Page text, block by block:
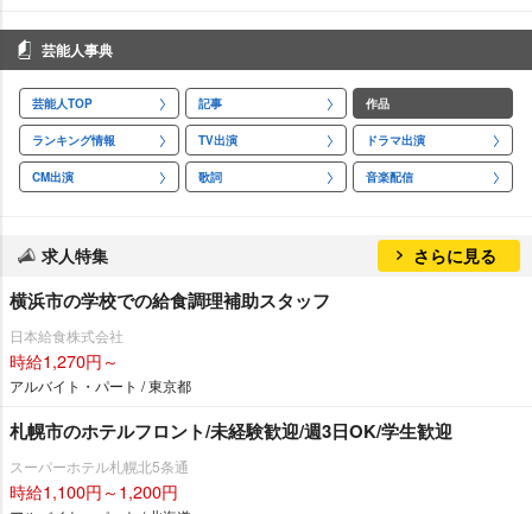
芸能人事典
芸能人TOP 記事 作品
ランキング情報 TV出演 ドラマ出演
CM出演 歌詞 音楽配信
求人特集 さらに見る
横浜市の学校での給食調理補助スタッフ
日本給食株式会社
時給1,270円～
アルバイト・パート / 東京都
札幌市のホテルフロント/未経験歓迎/週3日OK/学生歓迎
スーパーホテル札幌北5条通
時給1,100円～1,200円